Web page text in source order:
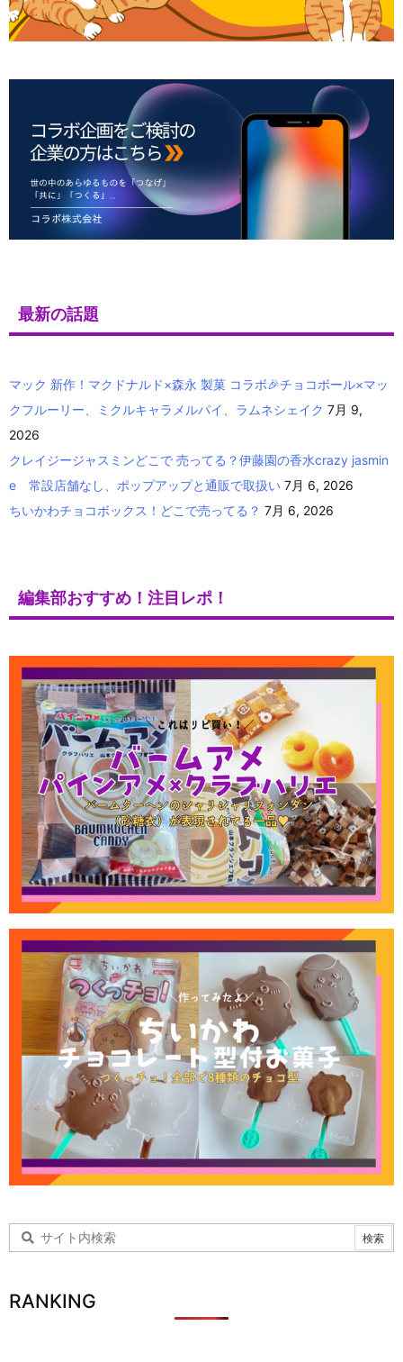
最新の話題
マック 新作！マクドナルド×森永 製菓 コラボ🎉チョコボール×マッ
クフルーリー、ミクルキャラメルパイ、ラムネシェイク 7月 9,
2026
クレイジージャスミンどこで 売ってる？伊藤園の香水crazy jasmin
e 常設店舗なし、ポップアップと通販で取扱い 7月 6, 2026
ちいかわチョコボックス！どこで売ってる？ 7月 6, 2026
編集部おすすめ！注目レポ！
RANKING